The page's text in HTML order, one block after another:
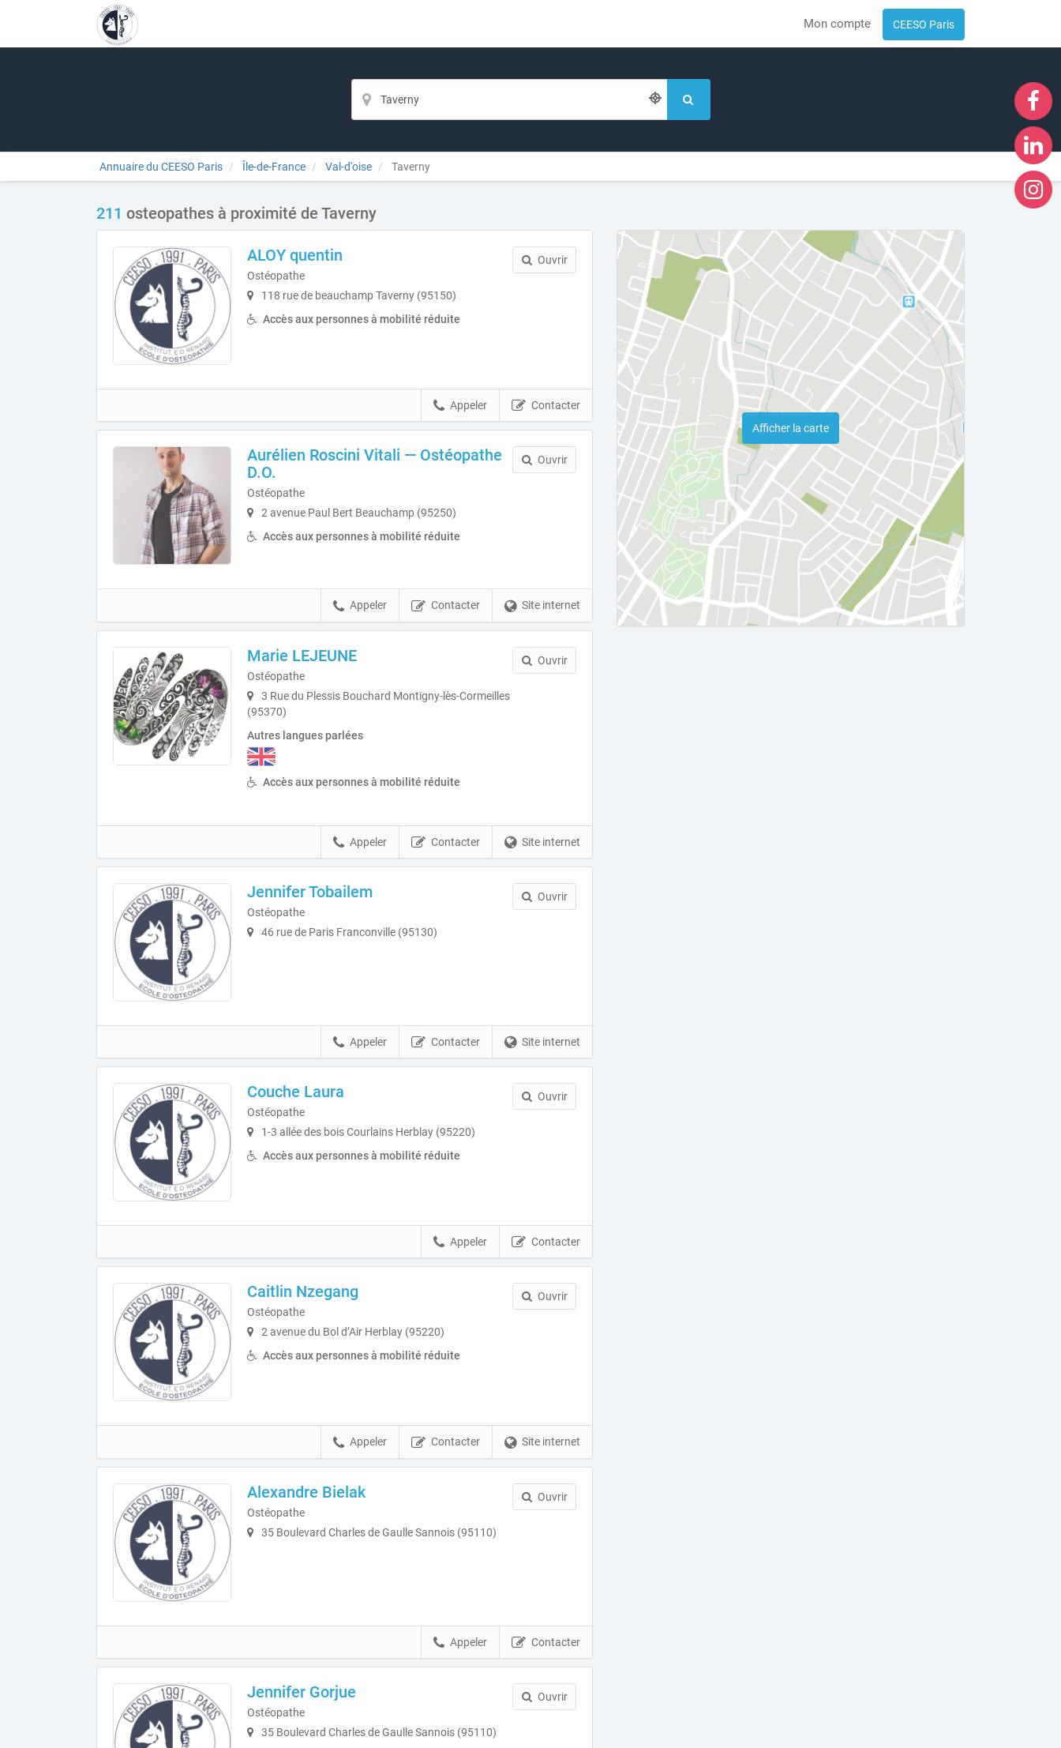
Mon compte CEESO Paris
Annuaire du CEESO Paris Île-de-France Val-d'oise Taverny
211 osteopathes à proximité de Taverny
ALOY quentin
Ostéopathe
118 rue de beauchamp Taverny (95150)
Accès aux personnes à mobilité réduite
Ouvrir
Contacter
Appeler
Aurélien Roscini Vitali — Ostéopathe
D.O.
Ostéopathe
2 avenue Paul Bert Beauchamp (95250)
Accès aux personnes à mobilité réduite
Ouvrir
Site internet
Contacter
Appeler
Marie LEJEUNE
Ostéopathe
3 Rue du Plessis Bouchard Montigny-lès-Cormeilles
(95370)
Autres langues parlées
Accès aux personnes à mobilité réduite
Ouvrir
Site internet
Contacter
Appeler
Jennifer Tobailem
Ostéopathe
46 rue de Paris Franconville (95130)
Ouvrir
Site internet
Contacter
Appeler
Couche Laura
Ostéopathe
1-3 allée des bois Courlains Herblay (95220)
Accès aux personnes à mobilité réduite
Ouvrir
Contacter
Appeler
Caitlin Nzegang
Ostéopathe
2 avenue du Bol d’Air Herblay (95220)
Accès aux personnes à mobilité réduite
Ouvrir
Site internet
Contacter
Appeler
Alexandre Bielak
Ostéopathe
35 Boulevard Charles de Gaulle Sannois (95110)
Ouvrir
Contacter
Appeler
Jennifer Gorjue
Ostéopathe
35 Boulevard Charles de Gaulle Sannois (95110)
Ouvrir
Afficher la carte